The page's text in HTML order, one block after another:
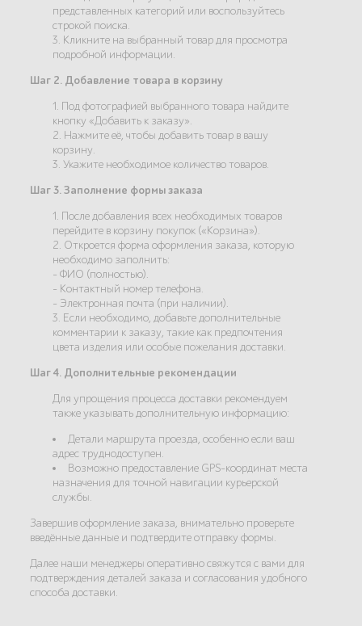
представленных категорий или воспользуйтесь
строкой поиска.
3. Кликните на выбранный товар для просмотра
подробной информации.
Шаг 2. Добавление товара в корзину
1. Под фотографией выбранного товара найдите
кнопку «Добавить к заказу».
2. Нажмите её, чтобы добавить товар в вашу
корзину.
3. Укажите необходимое количество товаров.
Шаг 3. Заполнение формы заказа
1. После добавления всех необходимых товаров
перейдите в корзину покупок («Корзина»).
2. Откроется форма оформления заказа, которую
необходимо заполнить:
- ФИО (полностью).
- Контактный номер телефона.
- Электронная почта (при наличии).
3. Если необходимо, добавьте дополнительные
комментарии к заказу, такие как предпочтения
цвета изделия или особые пожелания доставки.
Шаг 4. Дополнительные рекомендации
Для упрощения процесса доставки рекомендуем
также указывать дополнительную информацию:
Детали маршрута проезда, особенно если ваш
адрес труднодоступен.
Возможно предоставление GPS-координат места
назначения для точной навигации курьерской
службы.
Завершив оформление заказа, внимательно проверьте
введённые данные и подтвердите отправку формы.
Далее наши менеджеры оперативно свяжутся с вами для
подтверждения деталей заказа и согласования удобного
способа доставки.